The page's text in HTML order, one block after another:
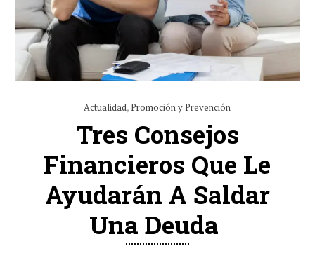
Actualidad,Promoción y Prevención
Tres Consejos
Financieros Que Le
Ayudarán A Saldar
Una Deuda